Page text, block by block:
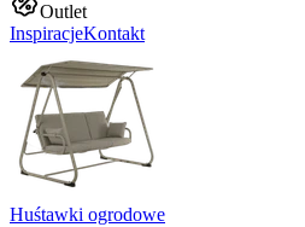
Outlet
InspiracjeKontakt
Huśtawki ogrodowe